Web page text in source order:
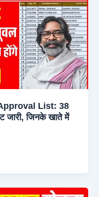
List: 38
जारी, जिनके खाते में